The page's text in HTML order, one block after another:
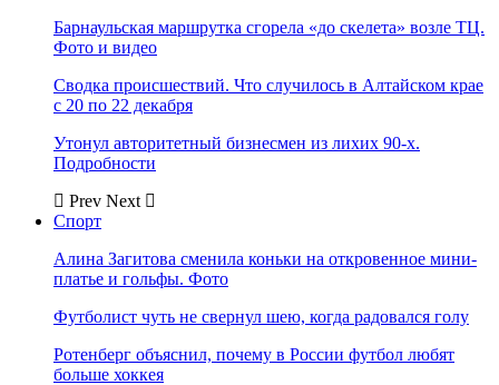
Барнаульская маршрутка сгорела «до скелета» возле ТЦ.
Фото и видео
Сводка происшествий. Что случилось в Алтайском крае
с 20 по 22 декабря
Утонул авторитетный бизнесмен из лихих 90-х.
Подробности
Prev Next
Спорт
Алина Загитова сменила коньки на откровенное мини-
платье и гольфы. Фото
Футболист чуть не свернул шею, когда радовался голу
Ротенберг объяснил, почему в России футбол любят
больше хоккея